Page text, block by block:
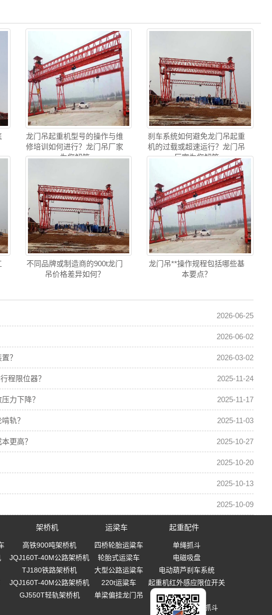
龙门吊起重机型号的操作与维
修培训如何进行？龙门吊厂家
为您解答
刹车系统如何避免龙门吊起重
机的过载或超速运行？龙门吊
厂家为您解答
不同品牌或制造商的900t龙门
吊价格差异如何？
龙门吊**操作规程包括哪些基
本要点？
2026-06-25
2026-06-02
？ 2026-03-02
程限位器？ 2025-11-24
力下降？ 2025-11-17
轨？ 2025-11-03
更高？ 2025-10-27
2025-10-20
2025-10-13
2025-10-09
架桥机
高铁900吨架桥机
JQJ160T-40M公路架桥机
TJ180铁路架桥机
JQJ160T-40M公路架桥机
GJ550T轻轨架桥机
运梁车
四桥轮胎运粱车
轮胎式运梁车
大型公路运粱车
220t运粱车
单梁偏挂龙门吊
起重配件
单绳抓斗
电磁吸盘
电动葫芦刹车系统
起重机红外感应限位开关
起重吊钩
多瓣式机械设备抓斗